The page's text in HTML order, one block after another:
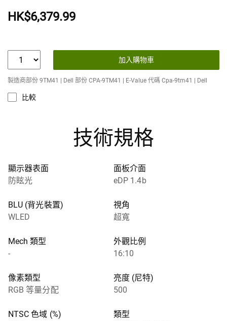
HK$6,379.99
加入購物車
製造商部份 9TM41 | Dell 部份 CPA-9TM41 | E-Value 代碼 Cpa-9tm41 | Dell
比較
技術規格
顯示器表面
防眩光
面板介面
eDP 1.4b
BLU (背光裝置)
WLED
視角
超寬
Mech 類型
-
外觀比例
16:10
像素類型
RGB 等量分配
亮度 (尼特)
500
NTSC 色域 (%)
類型